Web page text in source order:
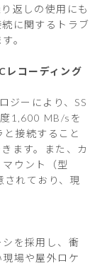
返しの使用にも
に関するトラブ
。
コーディング
ジーにより、SS
1,600 MB/sを
接続すること
ます。また、カ
ウント（型
れており、現
を採用し、衝
場や屋外ロケ